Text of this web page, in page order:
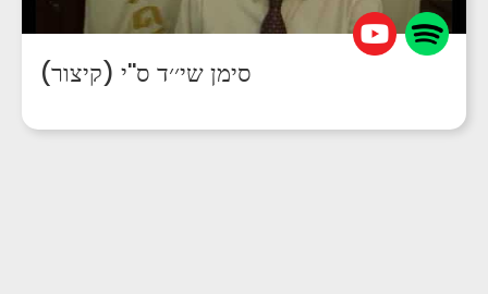
(קיצור) סימן שי׳׳ד ס''י